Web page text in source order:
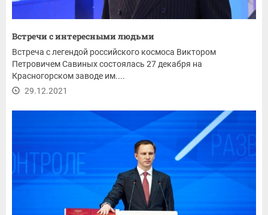
Встречи с интересными людьми
Встреча с легендой российского космоса Виктором
Петровичем Савиных состоялась 27 декабря на
Красногорском заводе им....
29.12.2021